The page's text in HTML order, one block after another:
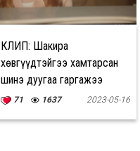
КЛИП: Шакира
хөвгүүдтэйгээ хамтарсан
шинэ дуугаа гаргажээ
71 1637 2023-05-16